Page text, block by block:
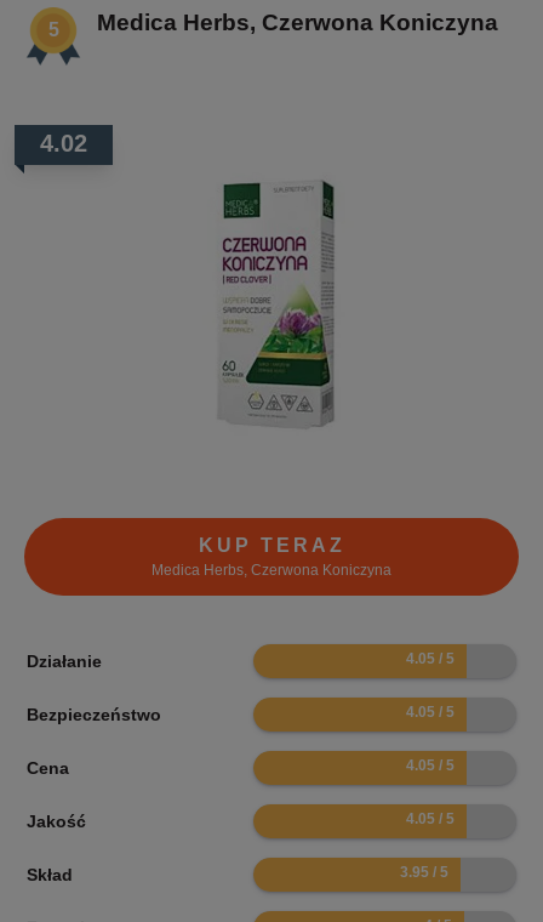
Medica Herbs, Czerwona Koniczyna
4.02
KUP TERAZ
Medica Herbs, Czerwona Koniczyna
Działanie 8.1
Bezpieczeństwo 8.1
Cena 8.1
Jakość 8.1
Skład 7.9